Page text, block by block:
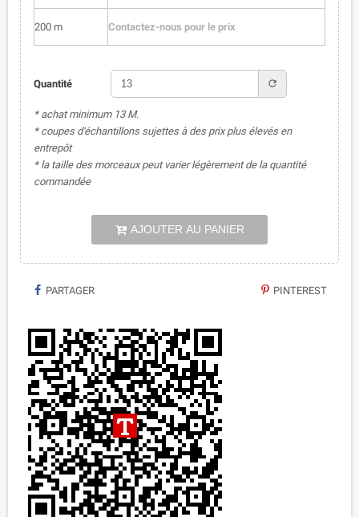
200 m Contactez-nous pour le prix
Quantité refresh
* achat minimum 13 M.
* coupes d'échantillons sujettes à des prix plus élevés en
entrepôt
* la taille des morceaux peut varier légèrement de la quantité
commandée
AJOUTER AU PANIER
PARTAGER PINTEREST